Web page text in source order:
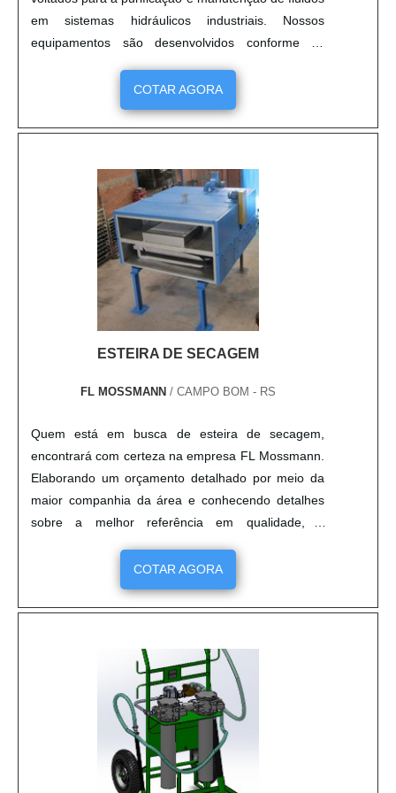
em sistemas hidráulicos industriais. Nossos
equipamentos são desenvolvidos conforme os
requisitos operacionais de cada cliente, com vazões
e capacidades de retenção adequadas ao tipo de
aplicação. Fabricados em conformidade com
normas como ABNT NBR 14039 e ISO 4406,
(β≥1000) e componentes certificados, garantindo
excelência na remoção de partículas e
contaminantes. Os sistemas são fornecidos com
registros de ensaio, ART emitida por engenheiro
responsável e opção de monitoramento de
saturação e nível de contaminação. Garantimos
desempenho confiável, construção robusta, fácil
mobilidade e manutenção simplificada,
assegurando a integridade do fluido e a vida útil dos
COTAR AGORA
ESTEIRA DE SECAGEM
FL MOSSMANN / CAMPO BOM - RS
Quem está em busca de esteira de secagem,
encontrará com certeza na empresa FL Mossmann.
Elaborando um orçamento detalhado por meio da
maior companhia da área e conhecendo detalhes
sobre a melhor referência em qualidade, a
aquisição é mais assertiva.Quando a temática é
esteira de secagem, com os melhores profissionais
da FL Mossmann conseguirá precisão com
soluções inovadoras em tecnologia de produção
químicos e de componentes para calçados.MAIS
DETALHES INTERESSANTES SOBRE ESTEIRA DE
SECAGEMHá muitas maneiras eficientes de
demonstrar competência e excelência em uma área
de atuação. A FL Mossmann objetiva sua energia
em criar uma estrutura com: Tecnologia de ponta;
Escritório de alta qualidade onde são realizadas as
COTAR AGORA